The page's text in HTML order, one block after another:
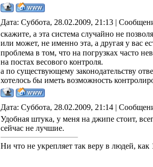
Дата: Суббота, 28.02.2009, 21:13 |
скажите, а эта система случайно не
или может, не именно эта, а другая у вас
проблема в том, что на погрузках часто
на постах весового контроля.
а по существующему законодательству
хотелось бы иметь возможность
Дата: Суббота, 28.02.2009, 21:14 |
Удобная штука, у меня на джипе стоит,
сейчас не лучшие.
Ни что не укрепляет так веру в людей, как